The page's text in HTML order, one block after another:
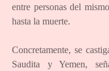
entre personas del
hasta la muerte.
Concretamente, se
Saudita y Yemen,